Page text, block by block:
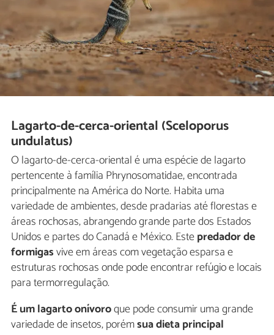
Lagarto-de-cerca-oriental (Sceloporus
undulatus)
O lagarto-de-cerca-oriental é uma espécie de lagarto
pertencente à família Phrynosomatidae, encontrada
principalmente na América do Norte. Habita uma
variedade de ambientes, desde pradarias até florestas e
áreas rochosas, abrangendo grande parte dos Estados
Unidos e partes do Canadá e México. Estepredador de
formigasvive em áreas com vegetação esparsa e
estruturas rochosas onde pode encontrar refúgio e locais
para termorregulação.
É um lagarto onívoroque pode consumir uma grande
variedade de insetos, porémsua dieta principal